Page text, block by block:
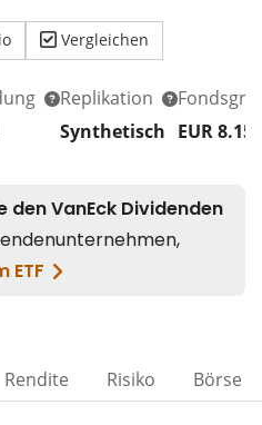
Vergleichen
Replikation
Synthetisch EUR
Rendite Risiko Börse